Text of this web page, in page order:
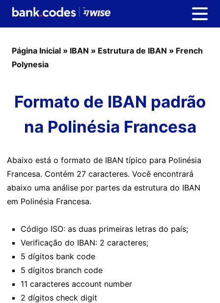
Página Inicial » IBAN » Estrutura de IBAN » French
Polynesia
Formato de IBAN padrão
na Polinésia Francesa
Abaixo está o formato de IBAN típico para Polinésia
Francesa. Contém 27 caracteres. Você encontrará
abaixo uma análise por partes da estrutura do IBAN
em Polinésia Francesa.
Código ISO: as duas primeiras letras do país;
Verificação do IBAN: 2 caracteres;
5 dígitos bank code
5 dígitos branch code
11 caracteres account number
2 dígitos check digit